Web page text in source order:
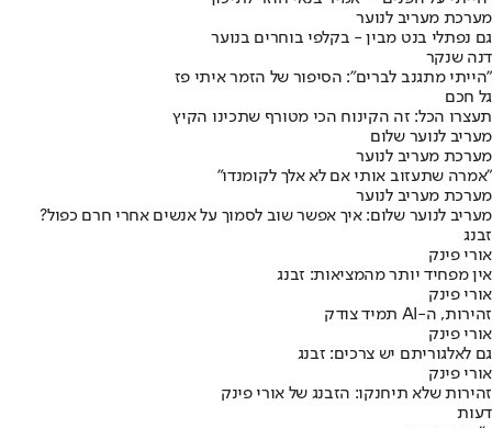
מערכת מעריב לנוער
גם נפתלי בנט מבין - בקלפי בוחרים בנוער
דנה שנקר
״הייתי מתגנב לברים״: הסיפור של הזמר איתי פז
גל חכם
תעצרו הכל: זה הקינוח הכי מטורף שתכינו הקיץ
מעריב לנוער שלום
מערכת מעריב לנוער
״אמרה שתעזוב אותי אם לא אלך לקומנדו״
מערכת מעריב לנוער
מעריב לנוער שלום: איך אפשר שוב לסמוך על אנשים אחרי חרם כפול?
זבנג
אורי פינק
אין מפחיד יותר מהמציאות: זבנג
אורי פינק
זהירות, ה-AI תמיד צודק
אורי פינק
גם לאלגוריתם יש צרכים: זבנג
אורי פינק
זהירות שלא תיחנקו: הזבנג של אורי פינק
דעות